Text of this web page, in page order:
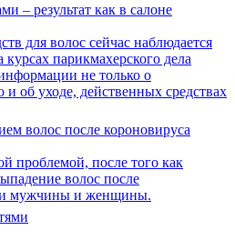
– результат как в салоне
для волос сейчас наблюдается
парикмахерского дела
не только о
об уходе, действенных средствах
волос после короновируса
проблемой, после того как
волос после
и мужчины и женщины.